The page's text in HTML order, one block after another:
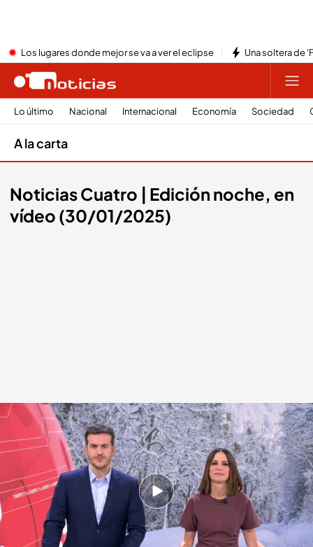
Los lugares donde mejor se va a ver el eclipse Una soltera de
Lo último Nacional Internacional Economía Sociedad
A la carta
Noticias Cuatro | Edición noche, en
vídeo (30/01/2025)
Las noticias, de la mano de Diego Losada y Mónica Sanz
Redacción digital Noticias Cuatro
30 ENE 2025 - 21:29h.
La liberación de los rehenes por parte de
Hamás se convierte en un espectáculo